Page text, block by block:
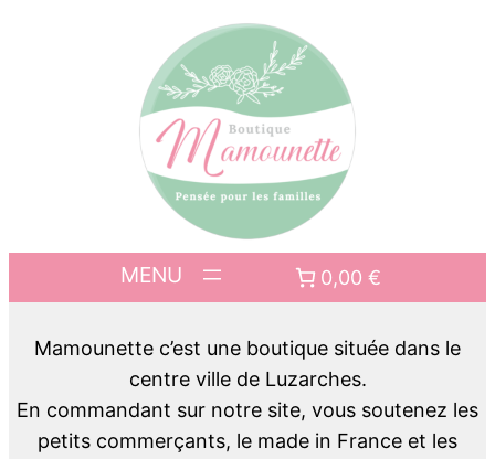
0,00 €
Mamounette c’est une boutique située dans le
centre ville de Luzarches.
En commandant sur notre site, vous soutenez les
petits commerçants, le made in France et les